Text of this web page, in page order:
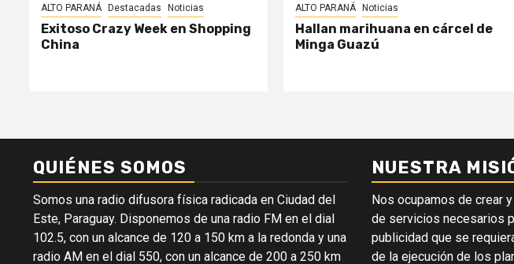
ALTO PARANÁ Destacadas Noticias
Exitoso Crazy Week en Shopping
China
ALTO PARANÁ Noticias
Hallan marihuana en cárcel de
Minga Guazú
QUIÉNES SOMOS
Somos una radio difusora física radicada en Ciudad del
Este, Paraguay. Disponemos de una radio FM en el dial
102.5, con un alcance de 120 a 150 km a la redonda y una
radio AM en el dial 550, con un alcance de 200 a 250 km
NUESTRA
Nos ocupamos de crear
de servicios necesarios
publicidad que se
de la ejecución de los